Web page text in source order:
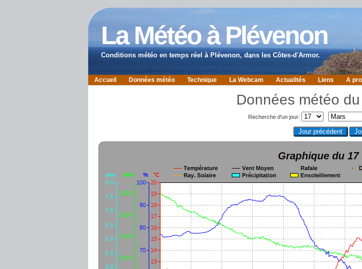
La Météo à Plévenon
Conditions météo en temps réel à Plévenon, dans les Côtes-d'Armor.
Accueil Données météo Technique La Webcam Actualités Liens A
Données météo
Recherche d'un jour: